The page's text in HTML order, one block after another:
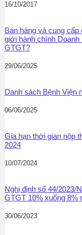
16/10/2017
Bán hàng và cung
giới hành chính
GTGT?
29/06/2025
Danh sách Bệnh Viện
06/06/2025
Gia hạn thời gian nộp
2024
10/07/2024
Nghị định số 44/2023/
GTGT 10% xuống 8%
30/06/2023